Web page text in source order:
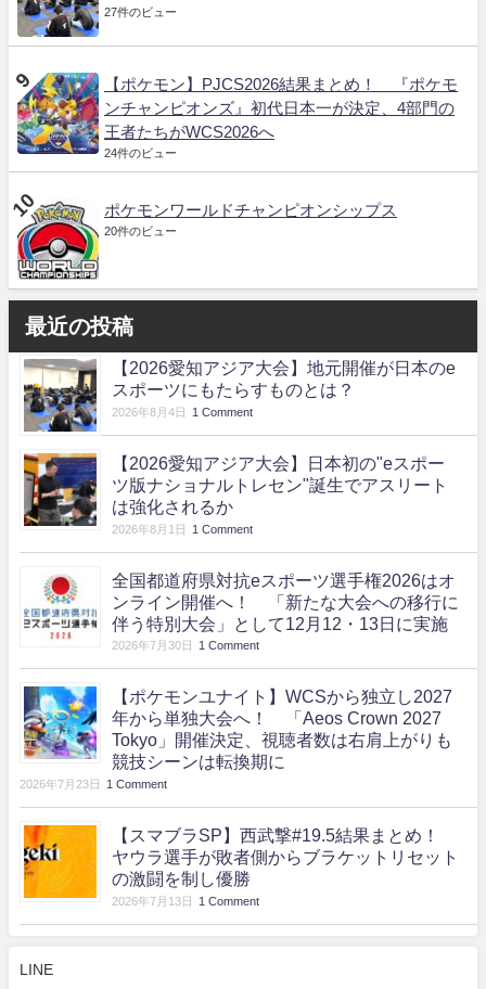
27件のビュー
【ポケモン】PJCS2026結果まとめ！ 『ポケモ
ンチャンピオンズ』初代日本一が決定、4部門の
王者たちがWCS2026へ
24件のビュー
ポケモンワールドチャンピオンシップス
20件のビュー
最近の投稿
【2026愛知アジア大会】地元開催が日本のe
スポーツにもたらすものとは？
2026年8月4日 1 Comment
【2026愛知アジア大会】日本初の"eスポー
ツ版ナショナルトレセン"誕生でアスリート
は強化されるか
2026年8月1日 1 Comment
全国都道府県対抗eスポーツ選手権2026はオ
ンライン開催へ！ 「新たな大会への移行に
伴う特別大会」として12月12・13日に実施
2026年7月30日 1 Comment
【ポケモンユナイト】WCSから独立し2027
年から単独大会へ！ 「Aeos Crown 2027
Tokyo」開催決定、視聴者数は右肩上がりも
競技シーンは転換期に
2026年7月23日 1 Comment
【スマブラSP】西武撃#19.5結果まとめ！
ヤウラ選手が敗者側からブラケットリセット
の激闘を制し優勝
2026年7月13日 1 Comment
LINE